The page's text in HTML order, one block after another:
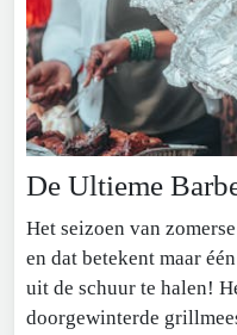
De Ultieme
Het seizoen van
en dat betekent maar
uit de schuur te halen!
doorgewinterde